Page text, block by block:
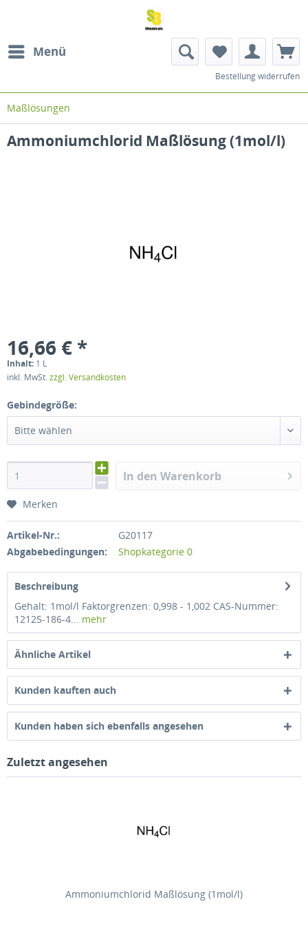
Menü
Bestellung widerrufen
Maßlösungen
Ammoniumchlorid Maßlösung (1mol/l)
16,66 € *
Inhalt: 1 L
inkl. MwSt.zzgl. Versandkosten
Gebindegröße:
Bitte wählen
In den Warenkorb
Merken
Artikel-Nr.:
G20117
Abgabebedingungen:
Shopkategorie 0
Beschreibung
Gehalt: 1mol/l Faktorgrenzen: 0,998 - 1,002 CAS-Nummer:
12125-186-4... mehr
Ähnliche Artikel
Kunden kauften auch
Kunden haben sich ebenfalls angesehen
Zuletzt angesehen
Ammoniumchlorid Maßlösung (1mol/l)